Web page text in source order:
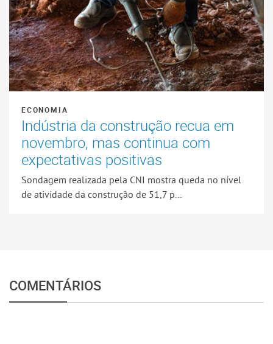
ECONOMIA
Indústria da construção recua em
novembro, mas continua com
expectativas positivas
Sondagem realizada pela CNI mostra queda no nível
de atividade da construção de 51,7 p...
COMENTÁRIOS